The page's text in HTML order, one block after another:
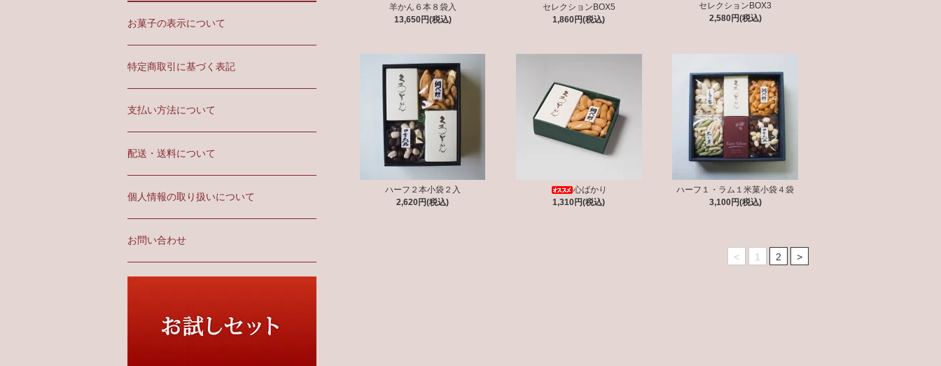
羊かん６本８袋入
13,650円(税込)
セレクションBOX5
1,860円(税込)
セレクションBOX3
2,580円(税込)
ハーフ２本小袋２入
2,620円(税込)
心ばかり
1,310円(税込)
ハーフ１・ラム１米菓小袋４袋
3,100円(税込)
< 1 2 >
お菓子の表示について
特定商取引に基づく表記
支払い方法について
配送・送料について
個人情報の取り扱いについて
お問い合わせ